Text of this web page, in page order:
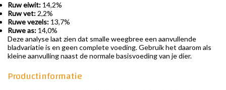
Ruw eiwit: 14,2%
Ruw vet: 2,2%
Ruwe vezels: 13,7%
Ruwe as: 14,0%
Deze analyse laat zien dat smalle weegbree een aanvullende
bladvariatie is en geen complete voeding. Gebruik het daarom als
kleine aanvulling naast de normale basisvoeding van je dier.
Productinformatie